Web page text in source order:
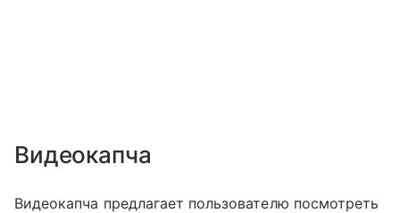
Видеокапча
Видеокапча предлагает пользователю посмотреть